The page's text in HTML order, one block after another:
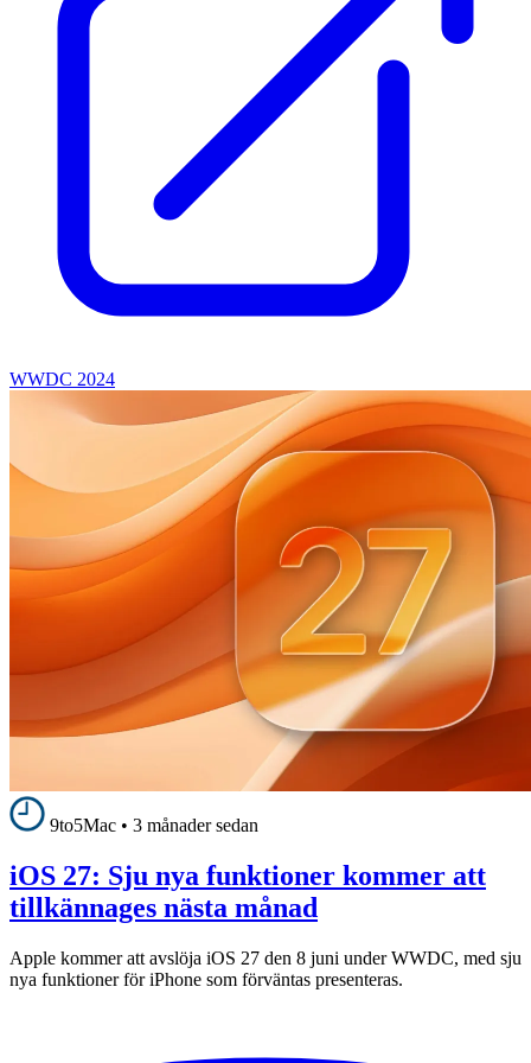
WWDC 2024
9to5Mac • 3 månader sedan
iOS 27: Sju nya funktioner kommer att
tillkännages nästa månad
Apple kommer att avslöja iOS 27 den 8 juni under WWDC, med sju
nya funktioner för iPhone som förväntas presenteras.